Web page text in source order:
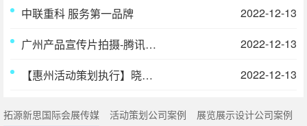
中联重科 服务第一品牌
2022-12-13
广州产品宣传片拍摄-腾讯20周年宣传片
2022-12-13
【惠州活动策划执行】晓教育集团 2019 年度总结表彰大会
2022-12-13
拓源新思国际会展传媒 活动策划公司案例
展览展示设计公司案例